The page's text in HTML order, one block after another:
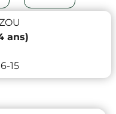
ans)
15